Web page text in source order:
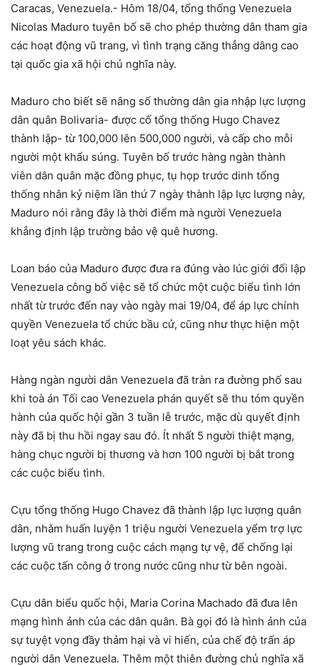
Caracas, Venezuela.- Hôm 18/04, tổng thống Venezuela
Nicolas Maduro tuyên bố sẽ cho phép thường dân tham gia
các hoạt động vũ trang, vì tình trạng căng thẳng dâng cao
tại quốc gia xã hội chủ nghĩa này.
Maduro cho biết sẽ nâng số thường dân gia nhập lực lượng
dân quân Bolivaria- được cố tổng thống Hugo Chavez
thành lập- từ 100,000 lên 500,000 người, và cấp cho mỗi
người một khẩu súng. Tuyên bố trước hàng ngàn thành
viên dân quân mặc đồng phục, tụ họp trước dinh tổng
thống nhân kỷ niệm lần thứ 7 ngày thành lập lực lượng này,
Maduro nói rằng đây là thời điểm mà người Venezuela
khẳng định lập trường bảo vệ quê hương.
Loan báo của Maduro được đưa ra đúng vào lúc giới đối lập
Venezuela công bố việc sẽ tổ chức một cuộc biểu tình lớn
nhất từ trước đến nay vào ngày mai 19/04, để áp lực chính
quyền Venezuela tổ chức bầu cử, cũng như thực hiện một
loạt yêu sách khác.
Hàng ngàn người dân Venezuela đã tràn ra đường phố sau
khi toà án Tối cao Venezuela phán quyết sẽ thu tóm quyền
hành của quốc hội gần 3 tuần lễ trước, mặc dù quyết định
này đã bị thu hồi ngay sau đó. Ít nhất 5 người thiệt mạng,
hàng chục người bị thương và hơn 100 người bị bắt trong
các cuộc biểu tình.
Cựu tổng thống Hugo Chavez đã thành lập lực lượng quân
dân, nhằm huấn luyện 1 triệu người Venezuela yểm trợ lực
lượng vũ trang trong cuộc cách mạng tự vệ, để chống lại
các cuộc tấn công ở trong nước cũng như từ bên ngoài.
Cựu dân biểu quốc hội, Maria Corina Machado đã đưa lên
mạng hình ảnh của các dân quân. Bà gọi đó là hình ảnh của
sự tuyệt vọng đầy thảm hại và vi hiến, của chế độ trấn áp
người dân Venezuela. Thêm một thiên đường chủ nghĩa xã